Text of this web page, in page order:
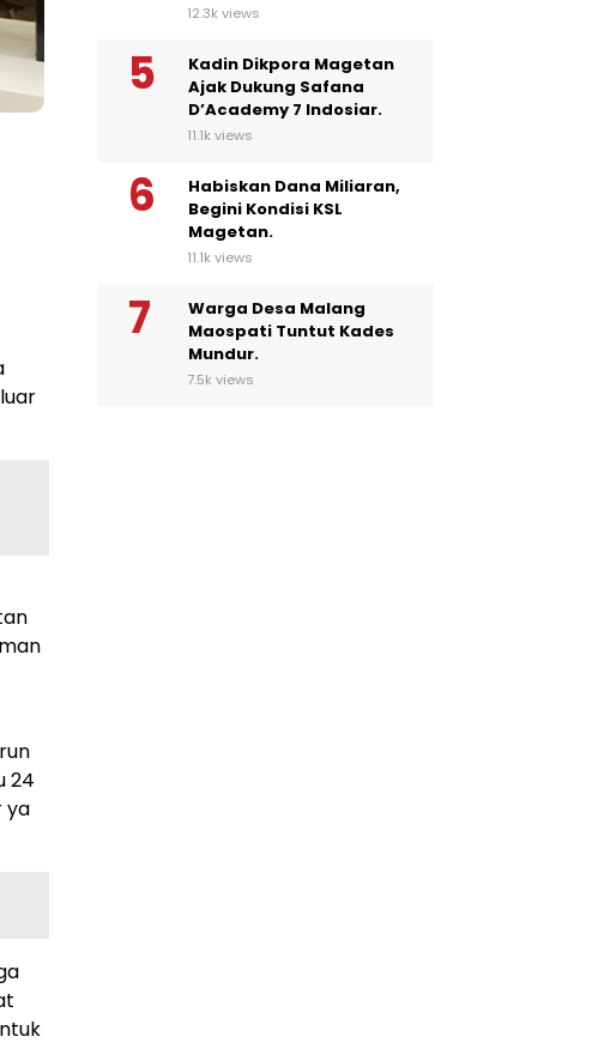
24
ya
12.3k views
Kadin Dikpora Magetan
Ajak Dukung Safana
D’Academy 7 Indosiar.
11.1k views
Habiskan Dana Miliaran,
Begini Kondisi KSL
Magetan.
11.1k views
Warga Desa Malang
Maospati Tuntut Kades
Mundur.
7.5k views